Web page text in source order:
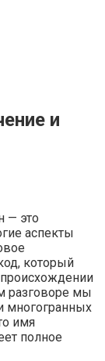
и
— это
аспекты
который
разговоре мы
многогранных
имя
полное